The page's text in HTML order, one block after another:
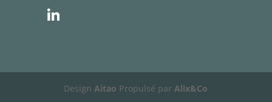
e
dI
DesignAitao Propulsé parAlix&Co